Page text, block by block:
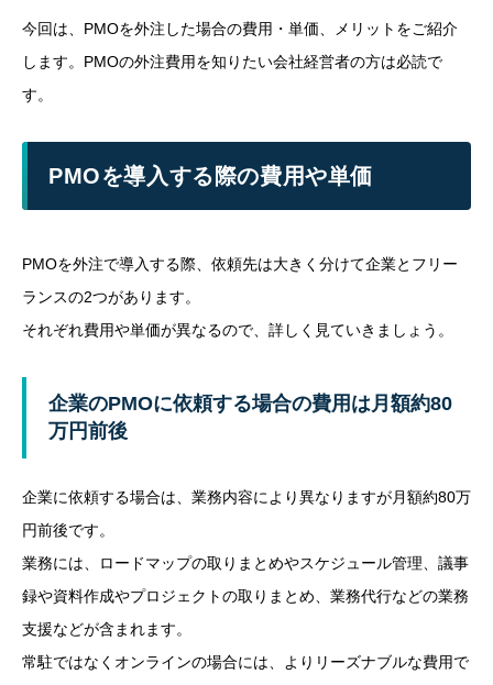
今回は、PMOを外注した場合の費用・単価、メリットをご紹介
します。PMOの外注費用を知りたい会社経営者の方は必読で
す。
PMOを導入する際の費用や単価
PMOを外注で導入する際、依頼先は大きく分けて企業とフリー
ランスの2つがあります。
それぞれ費用や単価が異なるので、詳しく見ていきましょう。
企業のPMOに依頼する場合の費用は月額約80
万円前後
企業に依頼する場合は、業務内容により異なりますが月額約80万
円前後です。
業務には、ロードマップの取りまとめやスケジュール管理、議事
録や資料作成やプロジェクトの取りまとめ、業務代行などの業務
支援などが含まれます。
常駐ではなくオンラインの場合には、よりリーズナブルな費用で